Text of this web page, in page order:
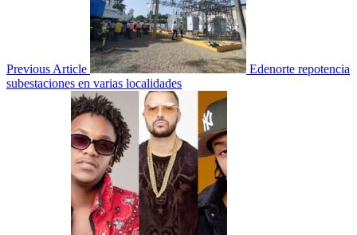
Previous Article
Edenorte repotencia
subestaciones en varias localidades